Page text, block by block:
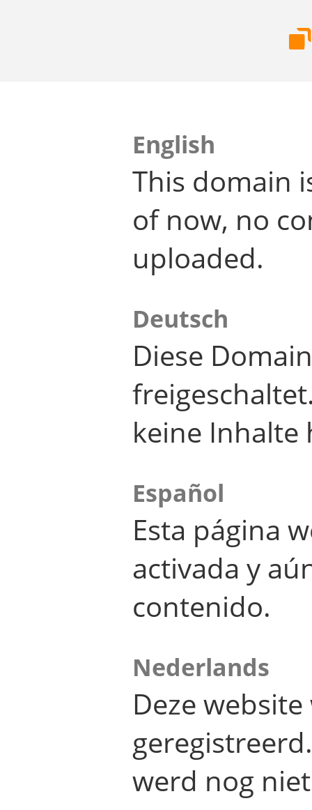
English
This domain
of now, no
uploaded.
Deutsch
Diese
keine Inhalte
Español
Esta página
activada y
contenido.
Nederlands
Deze
werd nog